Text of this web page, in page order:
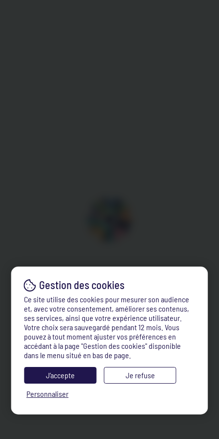
Ce site utilise des cookies pour mesurer son audience
et, avec votre consentement, améliorer ses contenus,
ses services, ainsi que votre expérience utilisateur.
Votre choix sera sauvegardé pendant 12 mois. Vous
pouvez à tout moment ajuster vos préférences en
accédant à la page "Gestion des cookies" disponible
dans le menu situé en bas de page.
J’accepte
Je refuse
Personnaliser